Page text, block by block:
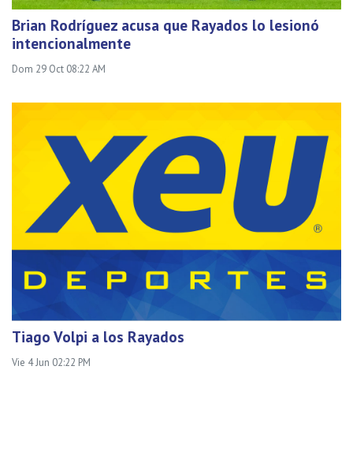
Brian Rodríguez acusa que Rayados lo lesionó
intencionalmente
Dom 29 Oct 08:22 AM
Tiago Volpi a los Rayados
Vie 4 Jun 02:22 PM